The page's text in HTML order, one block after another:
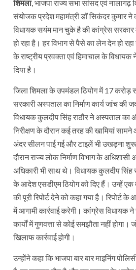
शिमला, भाजपा राज्य सभा सांसद एवं नालागढ़
संयोजक प्रदेश महामंत्री डॉ सिकंदर कुमार
विधायक सयंम मान चुके है की कांग्रेस सरकार
हो रहा है। हर विभाग से पैसे का लेन देन हो
के राष्ट्रीय प्रवक्ता एवं हिमाचाल के
दिया है।
जिला शिमला के उपमंडल ठियोग में 17 करोड़
सरकारी अस्पताल का निर्माण कार्य जांच की
विधायक कुलदीप सिंह राठौर ने अस्पताल का
निरीक्षण के दौरान कई तरह की खामियां
अंदर सीलन पाई गई और टाइलें भी उखड़ना शुरू
दौरान राज्य लोक निर्माण विभाग के
अधिकारी भी साथ थे। विधायक कुलदीप सिंह
के आदेश एसडीएम ठियोग को दिए हैं। उन्हें एक
की पूरी रिपोर्ट देने को कहा गया है। रिपोर्ट
में आगामी कार्रवाई करेगी। कांग्रेस विधायक ने
कार्यों में गुणवत्ता से कोई समझौता नहीं होगा।
खिलाफ कार्रवाई होगी।
उन्होंने कहा कि भाजपा बार बार माइनिंग